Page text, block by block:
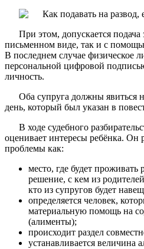
При этом, допускается подача
письменном виде, так и с
В последнем случае физическое
персональной цифровой
личность.
Оба супруга должны явиться
день, который был указан в
В ходе судебного
оценивает интересы ребёнка. Он
проблемы как:
место, где будет
решение, с кем из
кто из супругов будет
определяется человек,
материальную помощь на
(алименты);
происходит раздел
устанавливается величина